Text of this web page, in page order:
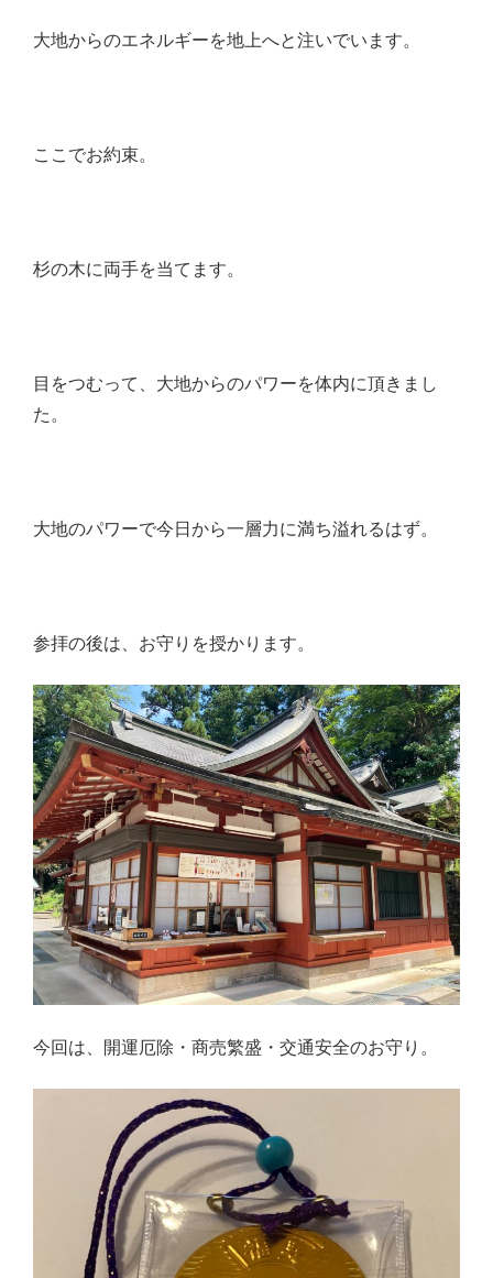
大地からのエネルギーを地上へと注いでいます。
ここでお約束。
杉の木に両手を当てます。
目をつむって、大地からのパワーを体内に頂きまし
た。
大地のパワーで今日から一層力に満ち溢れるはず。
参拝の後は、お守りを授かります。
今回は、開運厄除・商売繁盛・交通安全のお守り。